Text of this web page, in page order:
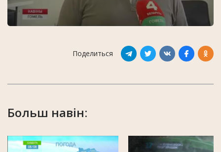
Поделиться
Больш навін: